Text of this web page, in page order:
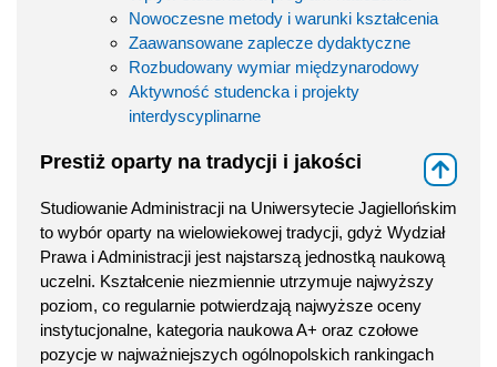
Nowoczesne metody i warunki kształcenia
Zaawansowane zaplecze dydaktyczne
Rozbudowany wymiar międzynarodowy
Aktywność studencka i projekty
interdyscyplinarne
Prestiż oparty na tradycji i jakości
Studiowanie Administracji na Uniwersytecie Jagiellońskim
to wybór oparty na wielowiekowej tradycji, gdyż Wydział
Prawa i Administracji jest najstarszą jednostką naukową
uczelni. Kształcenie niezmiennie utrzymuje najwyższy
poziom, co regularnie potwierdzają najwyższe oceny
instytucjonalne, kategoria naukowa A+ oraz czołowe
pozycje w najważniejszych ogólnopolskich rankingach